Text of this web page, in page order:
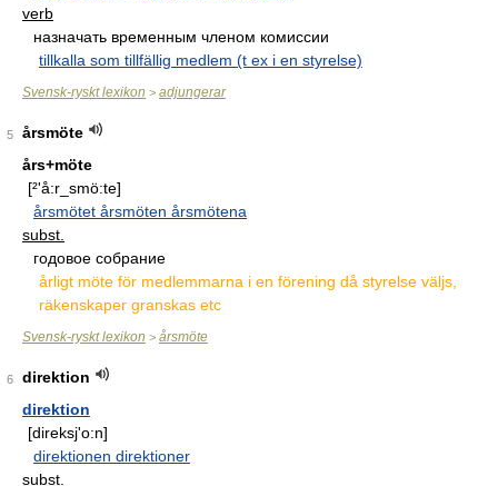
verb
назначать временным членом комиссии
tillkalla som tillfällig medlem (t ex i en styrelse)
Svensk-ryskt lexikon > adjungerar
5
årsmöte
års+möte
[²'å:r_smö:te]
årsmötet årsmöten årsmötena
subst.
годовое собрание
årligt möte för medlemmarna i en förening då styrelse väljs,
räkenskaper granskas etc
Svensk-ryskt lexikon > årsmöte
6
direktion
direktion
[direksj'o:n]
direktionen direktioner
subst.